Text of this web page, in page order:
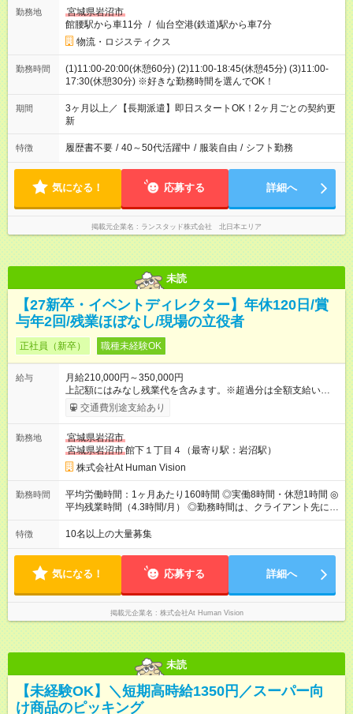
勤務地
宮城県岩沼市
館腰駅から車11分 / 仙台空港(鉄道)駅から車7分
物流・ロジスティクス
勤務時間
(1)11:00-20:00(休憩60分) (2)11:00-18:45(休憩45分) (3)11:00-
17:30(休憩30分) ※好きな勤務時間を選んでOK！
期間
3ヶ月以上／【長期派遣】即日スタートOK！2ヶ月ごとの契約更
新
特徴 履歴書不要 / 40～50代活躍中 / 服装自由 / シフト勤務
気になる！ 応募する 詳細へ
掲載元企業名 ランスタッド株式会社 北日本エリア
未読
【27新卒・イベントディレクター】年休120日/賞
与年2回/残業ほぼなし/現場の立役者
正社員（新卒） 職種未経験OK
給与
月給210,000円～350,000円
上記額にはみなし残業代を含みます。※超過分は全額支給いたし
ます。 みなし残業代 22,000円 ～ 37,000円／月 みなし残業時
間 15時間／月 【給与】 月給： 大卒・院卒 ：222，000
円（固定残業代 22，000円） 賞与：年２回 （業績連動型） 昇
給：年２回（3月、9月) 試用期間：6ヶ月 ※上記額にはみなし残
業代（月15時間分）が含まれた 金額になります。超過分は追加
で全額支給。 【頑張りを給与・キャリアに還元します】 年に2
回⼈事評価があり等級が決まります。 等級に合わせた給与設定
のため、若い内からでも頑張り次第で給与アップが叶います。
（⽉給34～45万円）→課⻑（⽉給36～48万円）→部⻑（⽉給40
～58万円） 【試用期間】試用期間あり 試用期間の長さ：6ヶ月
※ 雇用形態と給与に、本採用時と異なる部分があります。 雇用
形態：本採用時と同じです。 給与：月給 190,000円 ～ 330,000
円 上記額にはみなし残業代を含みます。※超過分は全額支給い
たします。 みなし残業代 20,000円 ～ 34,000円／月 みなし残業
交通費別途支給あり
勤務地
宮城県岩沼市
宮城県岩沼市館下１丁目４（最寄り駅：岩沼駅）
株式会社At Human Vision
勤務時間
平均労働時間：1ヶ月あたり160時間 ◎実働8時間・休憩1時間 ◎
平均残業時間（4.3時間/月） ◎勤務時間は、クライアント先に
より異なります。 ※＜シフト例＞ 10:00～19:00／11:00～
20:00 平均労働時間：1ヶ月あたり160時間 ◎実働8時間・休憩1
先に より異なります。 ※＜シフト例＞ 10:00～19:00／11:00
～20:00
特徴 10名以上の大量募集
気になる！ 応募する 詳細へ
掲載元企業名 株式会社At Human Vision
未読
【未経験OK】＼短期高時給1350円／スーパー向
け商品のピッキング